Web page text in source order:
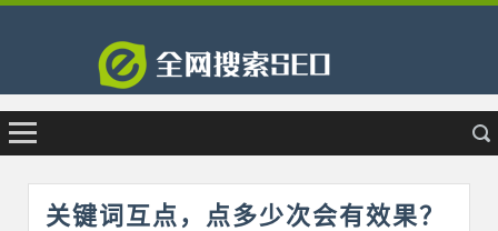
关键词互点，点多少次会有效果？